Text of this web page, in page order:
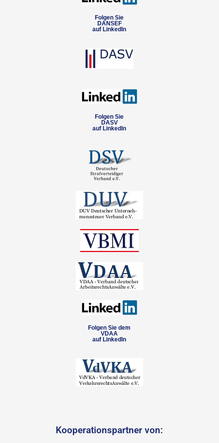
Folgen Sie
DANSEF
auf LinkedIn
Folgen Sie
DASV
auf LinkedIn
Folgen Sie dem
VDAA
auf LinkedIn
Kooperationspartner von: